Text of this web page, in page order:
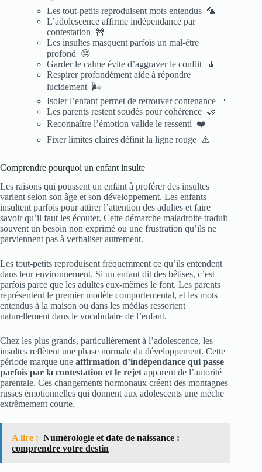
Les tout-petits reproduisent mots entendus 🦜
L’adolescence affirme indépendance par
contestation 🚧
Les insultes masquent parfois un mal-être
profond 😔
Garder le calme évite d’aggraver le conflit 🧘
Respirer profondément aide à répondre
lucidement 🌬️
Isoler l’enfant permet de retrouver contenance 🚪
Les parents restent soudés pour cohérence 🤝
Reconnaître l’émotion valide le ressenti ❤️
Fixer limites claires définit la ligne rouge ⚠️
Comprendre pourquoi un enfant insulte
Les raisons qui poussent un enfant à proférer des insultes
varient selon son âge et son développement. Les enfants
insultent parfois pour attirer l’attention des adultes et faire
savoir qu’il faut les écouter. Cette démarche maladroite traduit
souvent un besoin non exprimé ou une frustration qu’ils ne
parviennent pas à verbaliser autrement.
Les tout-petits reproduisent fréquemment ce qu’ils entendent
dans leur environnement. Si un enfant dit des bêtises, c’est
parfois parce que les adultes eux-mêmes le font. Les parents
représentent le premier modèle comportemental, et les mots
entendus à la maison ou dans les médias ressortent
naturellement dans le vocabulaire de l’enfant.
Chez les plus grands, particulièrement à l’adolescence, les
insultes reflètent une phase normale du développement. Cette
période marque une affirmation d’indépendance qui passe
parfois par la contestation et le rejetapparent de l’autorité
parentale. Ces changements hormonaux créent des montagnes
russes émotionnelles qui donnent aux adolescents une mèche
extrêmement courte.
A lire : Numérologie et date de naissance :
comprendre votre destin